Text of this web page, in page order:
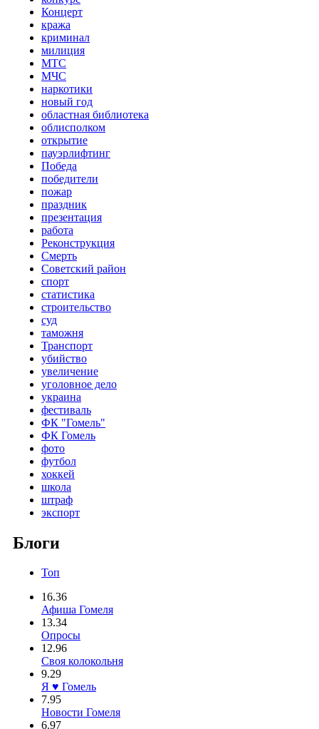
Концерт
кража
криминал
милиция
МТС
МЧС
наркотики
новый год
областная библиотека
облисполком
открытие
пауэрлифтинг
Победа
победители
пожар
праздник
презентация
работа
Реконструкция
Смерть
Советский район
спорт
статистика
строительство
суд
таможня
Транспорт
убийство
увеличение
уголовное дело
украина
фестиваль
ФК "Гомель"
ФК Гомель
фото
футбол
хоккей
школа
штраф
экспорт
Блоги
Топ
16.36
Афиша Гомеля
13.34
Опросы
12.96
Своя колокольня
9.29
Я ♥ Гомель
7.95
Новости Гомеля
6.97